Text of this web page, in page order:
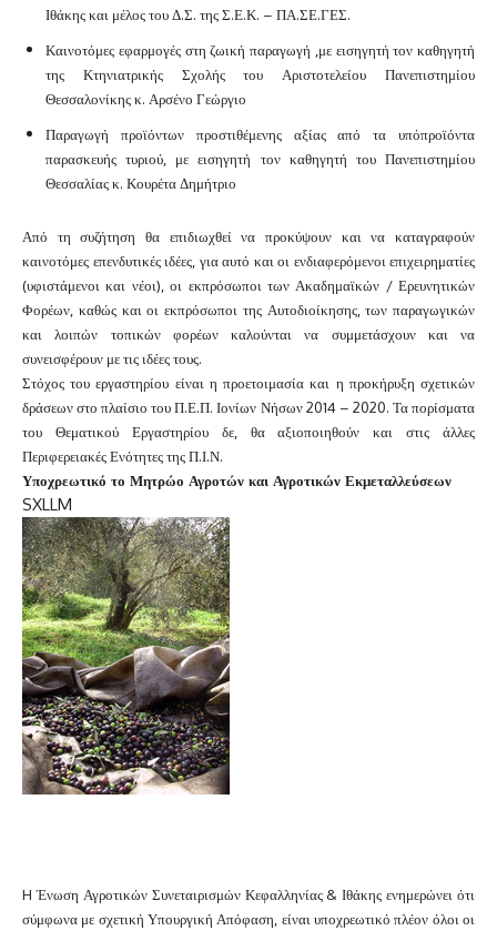
Ιθάκης και μέλος του Δ.Σ. της Σ.Ε.Κ. – ΠΑ.ΣΕ.ΓΕΣ.
Καινοτόμες εφαρμογές στη ζωική παραγωγή ,με εισηγητή τον καθηγητή
της Κτηνιατρικής Σχολής του Αριστοτελείου Πανεπιστημίου
Θεσσαλονίκης κ. Αρσένο Γεώργιο
Παραγωγή προϊόντων προστιθέμενης αξίας από τα υπόπροϊόντα
παρασκευής τυριού, με εισηγητή τον καθηγητή του Πανεπιστημίου
Θεσσαλίας κ. Κουρέτα Δημήτριο
Από τη συζήτηση θα επιδιωχθεί να προκύψουν και να καταγραφούν
καινοτόμες επενδυτικές ιδέες, για αυτό και οι ενδιαφερόμενοι επιχειρηματίες
(υφιστάμενοι και νέοι), οι εκπρόσωποι των Ακαδημαϊκών / Ερευνητικών
Φορέων, καθώς και οι εκπρόσωποι της Αυτοδιοίκησης, των παραγωγικών
και λοιπών τοπικών φορέων καλούνται να συμμετάσχουν και να
συνεισφέρουν με τις ιδέες τους.
Στόχος του εργαστηρίου είναι η προετοιμασία και η προκήρυξη σχετικών
δράσεων στο πλαίσιο του Π.Ε.Π. Ιονίων Νήσων 2014 – 2020. Τα πορίσματα
του Θεματικού Εργαστηρίου δε, θα αξιοποιηθούν και στις άλλες
Περιφερειακές Ενότητες της Π.Ι.Ν.
Υποχρεωτικό το Μητρώο Αγροτών και Αγροτικών Εκμεταλλεύσεων
SXL L M
H Ένωση Αγροτικών Συνεταιρισμών Κεφαλληνίας & Ιθάκης ενημερώνει ότι
σύμφωνα με σχετική Υπουργική Απόφαση, είναι υποχρεωτικό πλέον όλοι οι